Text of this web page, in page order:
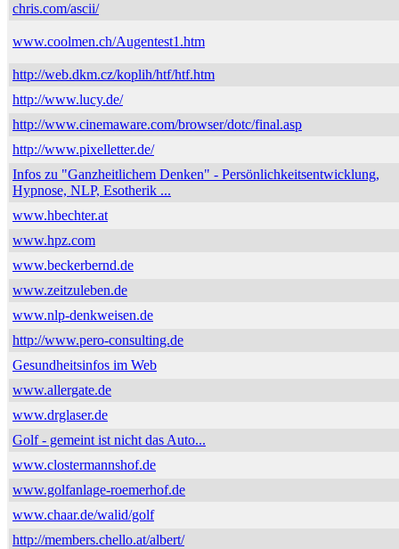
chris.com/ascii/
www.coolmen.ch/Augentest1.htm
http://web.dkm.cz/koplih/htf/htf.htm
http://www.lucy.de/
http://www.cinemaware.com/browser/dotc/final.asp
http://www.pixelletter.de/
Infos zu "Ganzheitlichem Denken" - Persönlichkeitsentwicklung,
Hypnose, NLP, Esotherik ...
www.hbechter.at
www.hpz.com
www.beckerbernd.de
www.zeitzuleben.de
www.nlp-denkweisen.de
http://www.pero-consulting.de
Gesundheitsinfos im Web
www.allergate.de
www.drglaser.de
Golf - gemeint ist nicht das Auto...
www.clostermannshof.de
www.golfanlage-roemerhof.de
www.chaar.de/walid/golf
http://members.chello.at/albert/